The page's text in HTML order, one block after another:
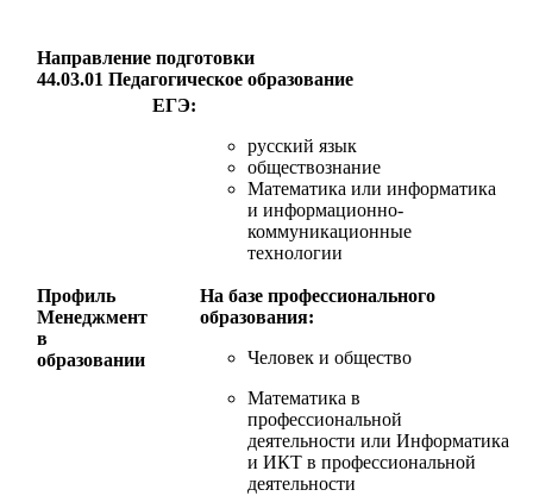
Направление подготовки
44.03.01 Педагогическое образование
Профиль
Менеджмент
в
образовании
ЕГЭ:
русский язык
обществознание
Математика или информатика
и информационно-
коммуникационные
технологии
На базе профессионального
образования:
Человек и общество
Математика в
профессиональной
деятельности или Информатика
и ИКТ в профессиональной
деятельности